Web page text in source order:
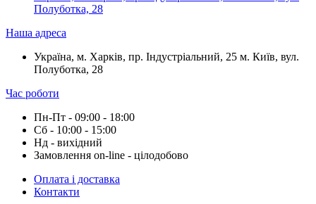
Полуботка, 28
Наша адреса
Україна, м. Харків, пр. Індустріальний, 25 м. Київ, вул.
Полуботка, 28
Час роботи
Пн-Пт - 09:00 - 18:00
Сб - 10:00 - 15:00
Нд - вихідний
Замовлення on-line - цілодобово
Оплата і доставка
Контакти